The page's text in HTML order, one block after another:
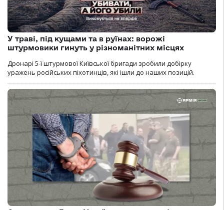
У траві, під кущами та в руїнах: ворожі
штурмовики гинуть у різноманітних місцях
Дронарі 5-ї штурмової Київської бригади зробили добірку
уражень російських піхотинців, які ішли до наших позицій.